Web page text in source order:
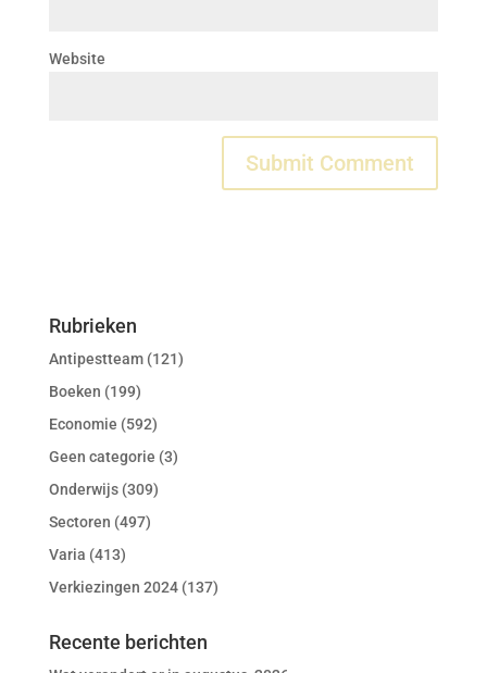
Website
Rubrieken
Antipestteam(121)
Boeken (199)
Economie (592)
Geen categorie (3)
Onderwijs(309)
Sectoren (497)
Varia (413)
Verkiezingen 2024(137)
Recente berichten